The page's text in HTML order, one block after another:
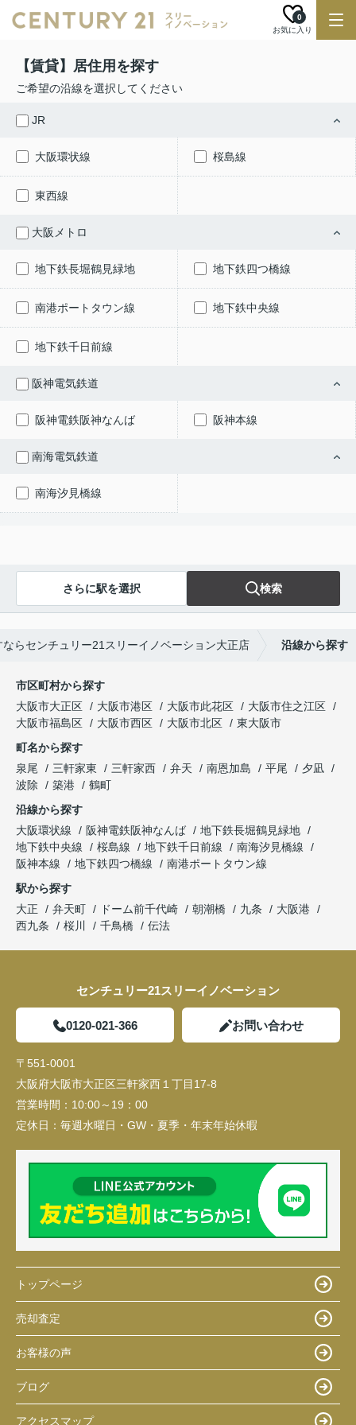
お気に入り
0
【賃貸】居住用を探す
ご希望の沿線を選択してください
JR
大阪環状線 桜島線
東西線
大阪メトロ
地下鉄長堀鶴見緑地 地下鉄四つ橋線
南港ポートタウン線 地下鉄中央線
地下鉄千日前線
阪神電気鉄道
阪神電鉄阪神なんば 阪神本線
南海電気鉄道
南海汐見橋線
さらに駅を選択 検索
らセンチュリー21スリーイノベーション大正店 沿線から探す
市区町村から探す
大阪市大正区
大阪市港区 大阪市此花区
大阪市住之江区
大阪市福島区
大阪市西区 大阪市北区
東大阪市
町名から探す
泉尾
三軒家東 三軒家西 弁天 南恩加島 平尾
夕凪
波除
築港
鶴町
沿線から探す
大阪環状線
阪神電鉄阪神なんば
地下鉄長堀鶴見緑地
地下鉄中央線
桜島線 地下鉄千日前線
南海汐見橋線
阪神本線
地下鉄四つ橋線
南港ポートタウン線
駅から探す
大正
弁天町 ドーム前千代崎 朝潮橋 九条
大阪港
西九条
桜川 千鳥橋 伝法
センチュリー21スリーイノベーション
0120-021-366 お問い合わせ
〒551-0001
大阪府大阪市大正区三軒家西１丁目17-8
営業時間： 10:00～19：00
定休日： 毎週水曜日・GW・夏季・年末年始休暇
トップページ
売却査定
お客様の声
ブログ
アクセスマップ